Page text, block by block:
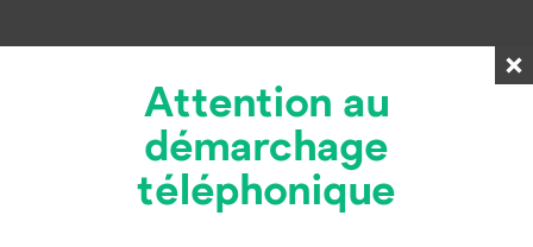
Attention au
démarchage
téléphonique